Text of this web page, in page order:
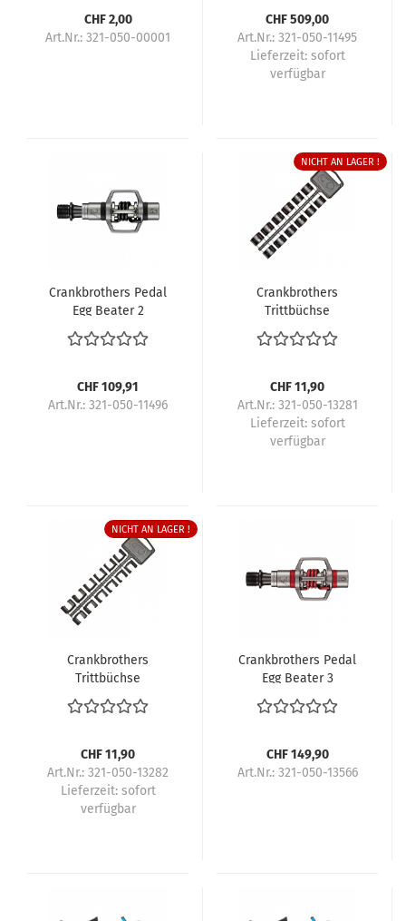
CHF 2,00
Art.Nr.: 321-050-00001
CHF 509,00
Art.Nr.: 321-050-11495
Lieferzeit: sofort
verfügbar
Crankbrothers Pedal
Egg Beater 2
CHF 109,91
Art.Nr.: 321-050-11496
NICHT AN LAGER !
Crankbrothers
Trittbüchse
CHF 11,90
Art.Nr.: 321-050-13281
Lieferzeit: sofort
verfügbar
NICHT AN LAGER !
Crankbrothers
Trittbüchse
CHF 11,90
Art.Nr.: 321-050-13282
Lieferzeit: sofort
verfügbar
Crankbrothers Pedal
Egg Beater 3
CHF 149,90
Art.Nr.: 321-050-13566